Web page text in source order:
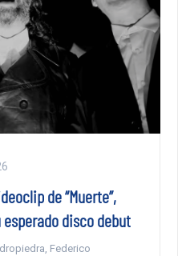
de “Muerte”,
disco debut
Federico